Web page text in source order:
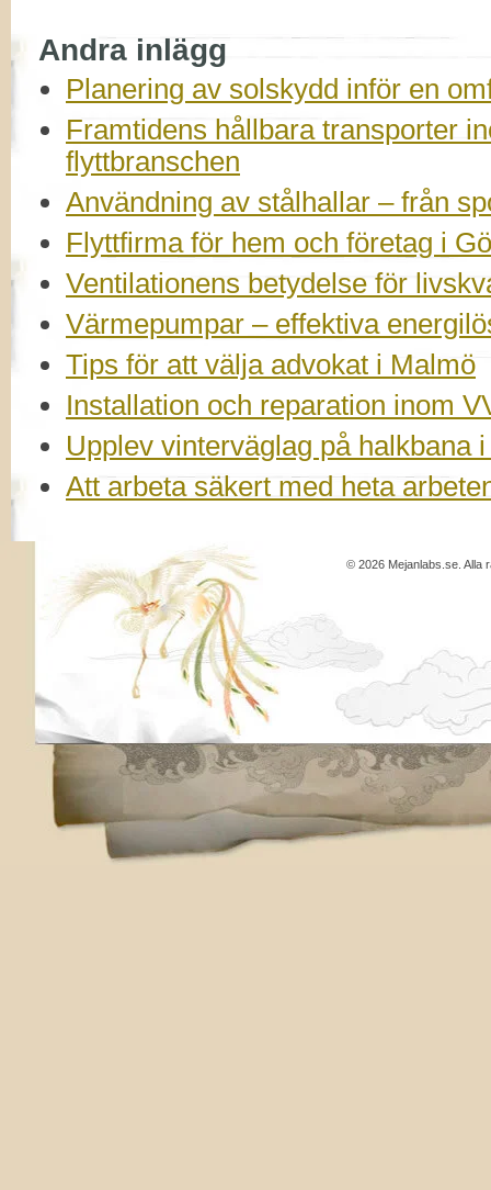
Andra inlägg
Planering av solskydd inför en
Framtidens hållbara transporter
flyttbranschen
Användning av stålhallar – från
Flyttfirma för hem och företag i
Ventilationens betydelse för
Värmepumpar – effektiva
Tips för att välja advokat i Malmö
Installation och reparation inom
Upplev vinterväglag på halkbana
Att arbeta säkert med heta
© 2026 Mejanlabs.se. Alla